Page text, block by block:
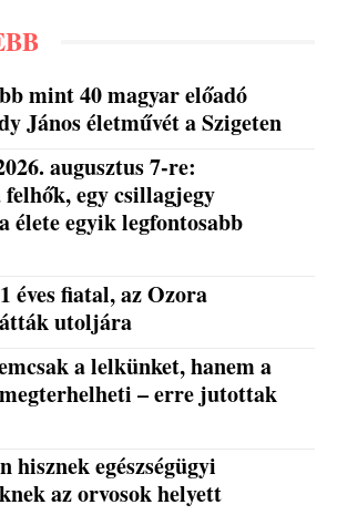
mint 40 magyar előadó
János életművét a Szigeten
augusztus 7-re:
felhők, egy csillagjegy
élete egyik legfontosabb
éves fiatal, az Ozora
utoljára
a lelkünket, hanem a
– erre jutottak
hisznek egészségügyi
az orvosok helyett